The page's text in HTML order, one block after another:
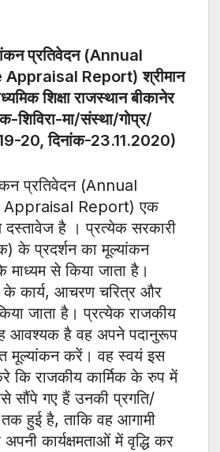
प्रतिवेदन (Annual
Report) श्रीमान
शिक्षा राजस्थान बीकानेर
शिविरा-मा/संस्था/गोप्र/
19-20, दिनांक-23.11.2020)
प्रतिवेदन (Annual
Report) एक
दस्तावेज है । प्रत्येक सरकारी
के प्रदर्शन का मूल्यांकन
माध्यम से किया जाता है।
के कार्य, आचरण चरित्र और
जाता है। प्रत्येक राजकीय
आवश्यक है वह अपने पदानुरूप
मूल्यांकन करें। वह स्वयं इस
कि राजकीय कार्मिक के रुप में
सौंपे गए हैं उनकी प्रगति/
तक हुई है, ताकि वह आगामी
कार्यक्षमताओं में वृद्धि कर